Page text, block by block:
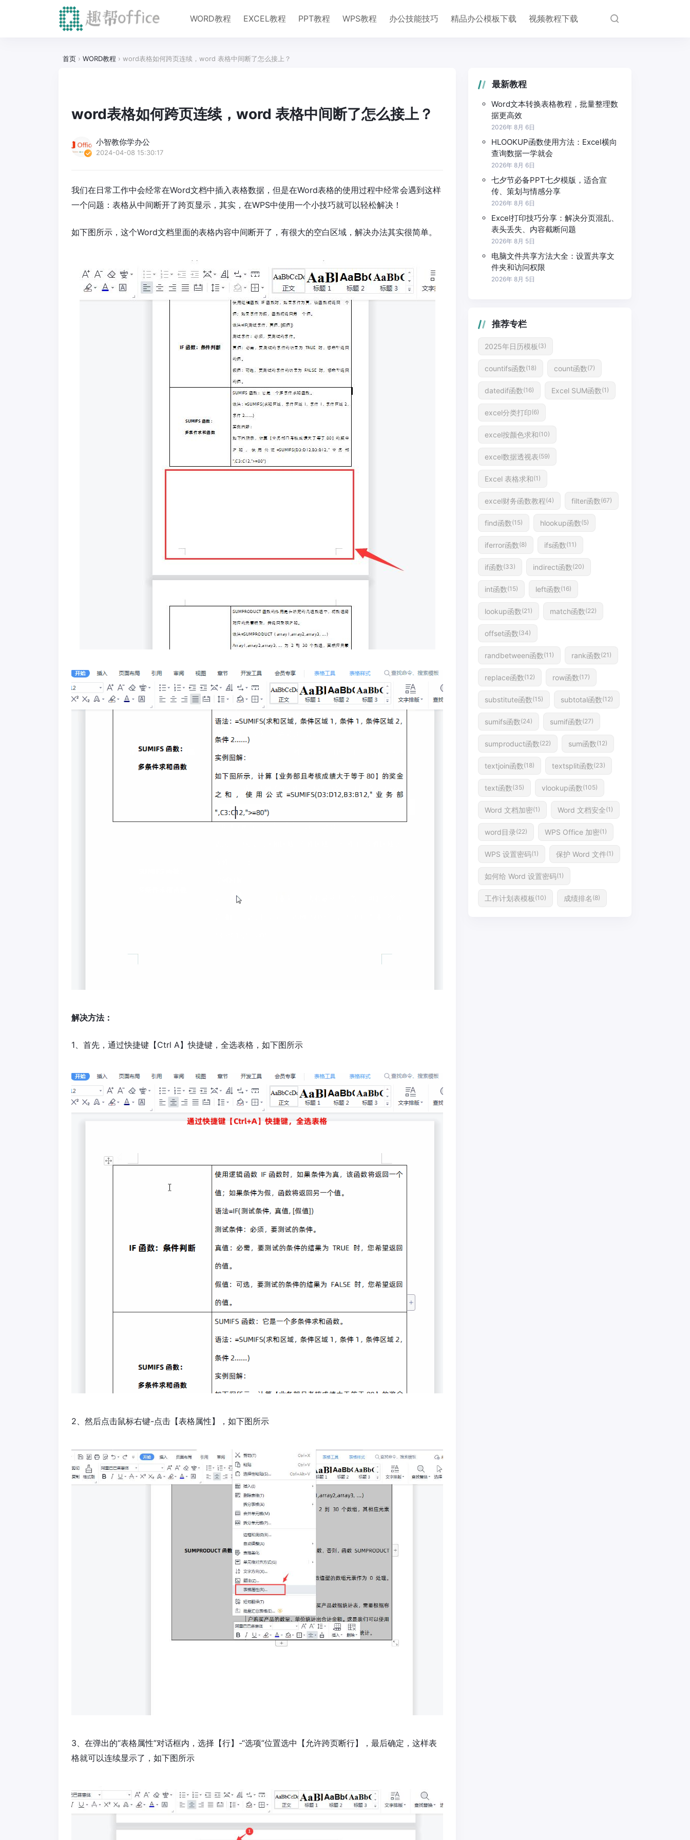
WORD教程 EXCEL教程 PPT教程 WPS教程 办公技能技巧 精品办公模板下载 视频教程下载
首页 › WORD教程 › word表格如何跨页连续，word 表格中间断了怎么接上？
word表格如何跨页连续，word 表格中间断了怎么接上？
小智教你学办公
2024-04-08 15:30:17
我们在日常工作中会经常在Word文档中插入表格数据，但是在Word表格的使用过程中经常会遇到这样
一个问题：表格从中间断开了跨页显示，其实，在WPS中使用一个小技巧就可以轻松解决！
如下图所示，这个Word文档里面的表格内容中间断开了，有很大的空白区域，解决办法其实很简单。
解决方法：
1、首先，通过快捷键【Ctrl A】快捷键，全选表格，如下图所示
2、然后点击鼠标右键-点击【表格属性】，如下图所示
3、在弹出的“表格属性”对话框内，选择【行】-“选项”位置选中【允许跨页断行】，最后确定，这样表
格就可以连续显示了，如下图所示
最新教程
Word文本转换表格教程，批量整理数
据更高效
2026年 8月 6日
HLOOKUP函数使用方法：Excel横向
查询数据一学就会
2026年 8月 6日
七夕节必备PPT七夕模版，适合宣
传、策划与情感分享
2026年 8月 6日
Excel打印技巧分享：解决分页混乱、
表头丢失、内容截断问题
2026年 8月 5日
电脑文件共享方法大全：设置共享文
件夹和访问权限
2026年 8月 5日
推荐专栏
2025年日历模板 (3)
countifs函数(18) count函数(7)
datedif函数(16) Excel SUM函数(1)
excel分类打印(6)
excel按颜色求和(10)
excel数据透视表(59)
Excel 表格求和(1)
excel财务函数教程(4) filter函数(67)
find函数(15) hlookup函数(5)
iferror函数(8) ifs函数(11)
if函数(33) indirect函数(20)
int函数(15) left函数(16)
lookup函数(21) match函数(22)
offset函数(34)
randbetween函数(11) rank函数(21)
replace函数(12) row函数(17)
substitute函数(15) subtotal函数(12)
sumifs函数(24) sumif函数(27)
sumproduct函数(22) sum函数(12)
textjoin函数(18) textsplit函数(23)
text函数(35) vlookup函数(105)
Word 文档加密(1) Word 文档安全(1)
word目录(22) WPS Office 加密(1)
WPS 设置密码(1) 保护 Word 文件(1)
如何给 Word 设置密码(1)
工作计划表模板 (10) 成绩排名 (8)